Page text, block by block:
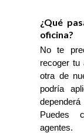
¿Qué
oficina?
No te
recoger tu
otra de
podría
Puedes
agentes.